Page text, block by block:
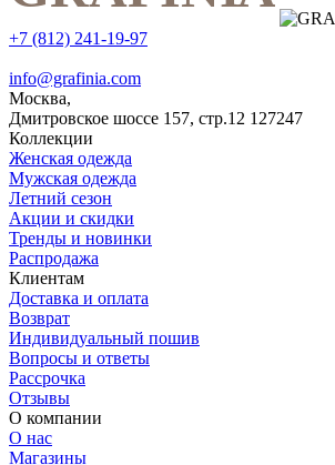
+7 (812) 241-19-97
info@grafinia.com
Москва,
Дмитровское шоссе 157, стр.12 127247
Коллекции
Женская одежда
Мужская одежда
Летний сезон
Акции и скидки
Тренды и новинки
Распродажа
Клиентам
Доставка и оплата
Возврат
Индивидуальный пошив
Вопросы и ответы
Рассрочка
Отзывы
О компании
О нас
Магазины